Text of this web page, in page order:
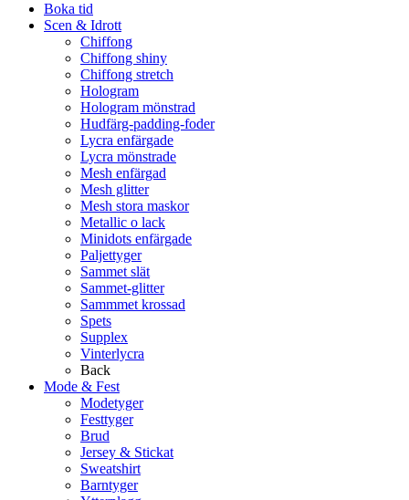
Boka tid
Scen & Idrott
Chiffong
Chiffong shiny
Chiffong stretch
Hologram
Hologram mönstrad
Hudfärg-padding-foder
Lycra enfärgade
Lycra mönstrade
Mesh enfärgad
Mesh glitter
Mesh stora maskor
Metallic o lack
Minidots enfärgade
Paljettyger
Sammet slät
Sammet-glitter
Sammmet krossad
Spets
Supplex
Vinterlycra
Back
Mode & Fest
Modetyger
Festtyger
Brud
Jersey & Stickat
Sweatshirt
Barntyger